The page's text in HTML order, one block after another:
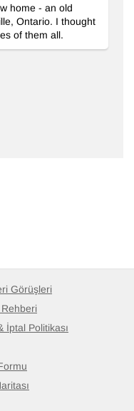
home - an old
Ontario. I thought
of them all.
Görüşleri
İptal Politikası